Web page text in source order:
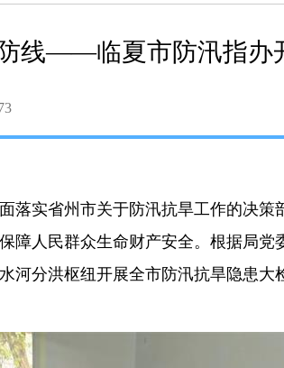
线——临夏市防汛指办
落实省州市关于防汛抗旱工作的决
障人民群众生命财产安全。根据局
河分洪枢纽开展全市防汛抗旱隐患大